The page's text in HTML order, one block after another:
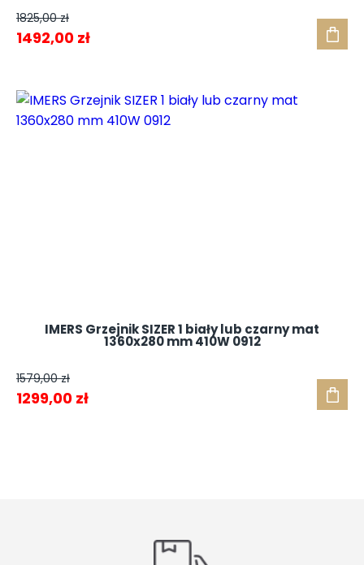
1825,00zł
Pierwotna
1825,00 zł.
1492,00 złAktualna
1492,00 zł.
IMERS Grzejnik SIZER 1 biały lub czarny mat
1360x280 mm 410W 0912
1579,00zł
Pierwotna
1299,00 złAktualna